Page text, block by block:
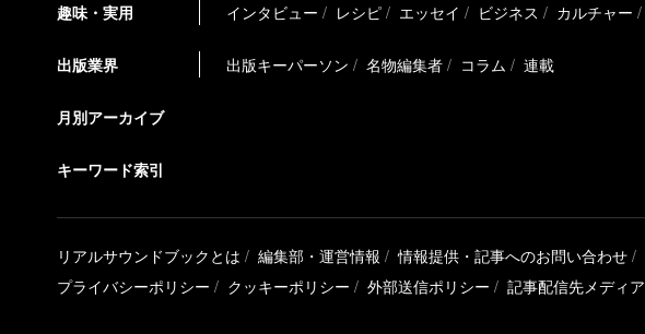
趣味・実用 インタビュー レシピ エッセイ ビジネス カルチャー
出版業界 出版キーパーソン 名物編集者 コラム 連載
月別アーカイブ
キーワード索引
リアルサウンドブックとは 編集部・運営情報 情報提供・記事へのお問い合わせ
プライバシーポリシー
クッキーポリシー 外部送信ポリシー 記事配信先メディア